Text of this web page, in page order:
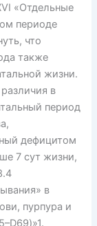
«Отдельные
периоде
что
также
жизни.
в
период
дефицитом
7 сут жизни,
в
пурпура и